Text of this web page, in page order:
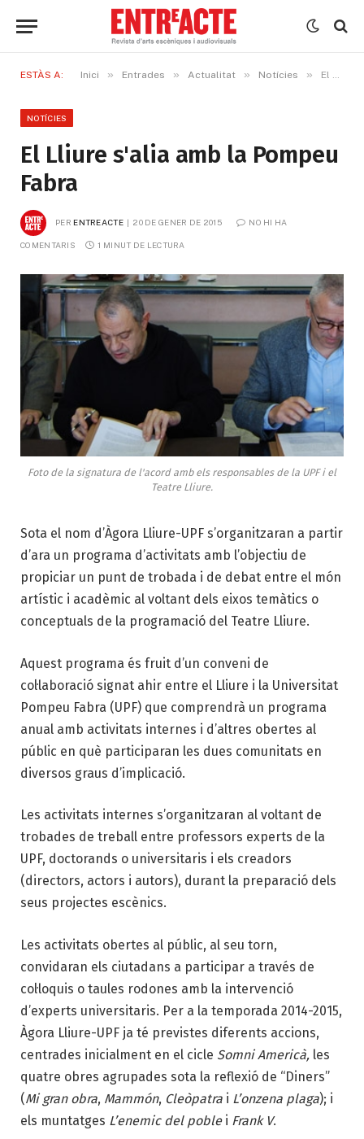
ESTÀS A: Inici » Entrades » Actualitat » Notícies » El Lliure s'alia amb la Pompeu Fabra
NOTÍCIES
El Lliure s'alia amb la Pompeu
Fabra
PER ENTREACTE 20 DE GENER DE 2015 NO HI HA
COMENTARIS 1 MINUT DE LECTURA
Foto de la signatura de l'acord amb els responsables de la UPF i el
Teatre Lliure.
Sota el nom d’Àgora Lliure-UPF s’organitzaran a partir
d’ara un programa d’activitats amb l’objectiu de
propiciar un punt de trobada i de debat entre el món
artístic i acadèmic al voltant dels eixos temàtics o
conceptuals de la programació del Teatre Lliure.
Aquest programa és fruit d’un conveni de
col·laboració signat ahir entre el Lliure i la Universitat
Pompeu Fabra (UPF) que comprendrà un programa
anual amb activitats internes i d’altres obertes al
públic en què participaran les dues comunitats en
diversos graus d’implicació.
Les activitats internes s’organitzaran al voltant de
trobades de treball entre professors experts de la
UPF, doctorands o universitaris i els creadors
(directors, actors i autors), durant la preparació dels
seus projectes escènics.
Les activitats obertes al públic, al seu torn,
convidaran els ciutadans a participar a través de
col·loquis o taules rodones amb la intervenció
d’experts universitaris. Per a la temporada 2014-2015,
Àgora Lliure-UPF ja té previstes diferents accions,
centrades inicialment en el cicle Somni Americà, les
quatre obres agrupades sota la reflexió de “Diners”
(Mi gran obra, Mammón, Cleòpatra i L’onzena plaga); i
els muntatges L’enemic del poblei Frank V.